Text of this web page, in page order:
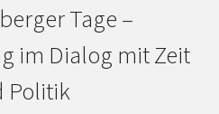
Tage –
im Dialog mit Zeit
Politik